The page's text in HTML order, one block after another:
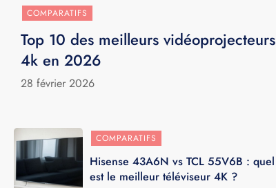
COMPARATIFS
Top 10 des meilleurs vidéoprojecteurs
4k en 2026
28 février 2026
COMPARATIFS
Hisense 43A6N vs TCL 55V6B : quel
est le meilleur téléviseur 4K ?